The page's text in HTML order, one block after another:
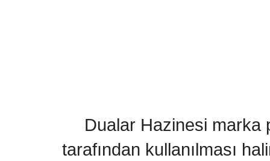
Dualar Hazinesi marka
tarafından kullanılması